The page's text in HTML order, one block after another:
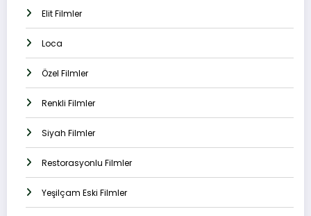
Elit Filmler
Loca
Özel Filmler
Renkli Filmler
Siyah Filmler
Restorasyonlu Filmler
Yeşilçam Eski Filmler